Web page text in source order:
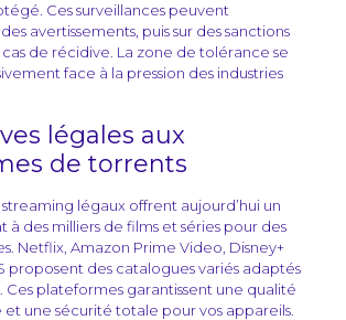
Ces surveillances peuvent
avertissements, puis sur des sanctions
cas de récidive. La zone de tolérance se
face à la pression des industries
légales aux
de torrents
streaming légaux offrent aujourd’hui un
à des milliers de films et séries pour des
Netflix, Amazon Prime Video, Disney+
proposent des catalogues variés adaptés
Ces plateformes garantissent une qualité
une sécurité totale pour vos appareils.